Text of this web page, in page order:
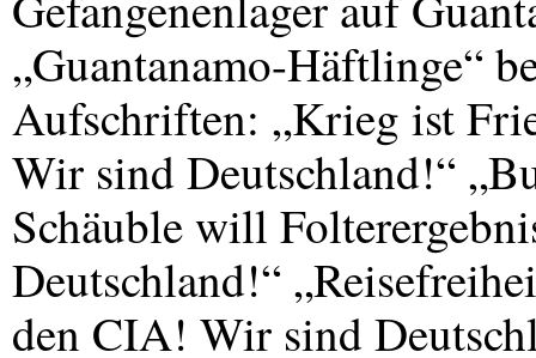
„Guantanamo-Häftlinge“
Aufschriften: „Krieg ist
Wir sind Deutschland!“
Schäuble will
Deutschland!“
den CIA! Wir sind